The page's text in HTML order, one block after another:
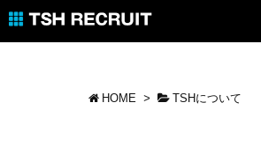
HOME > TSHについて